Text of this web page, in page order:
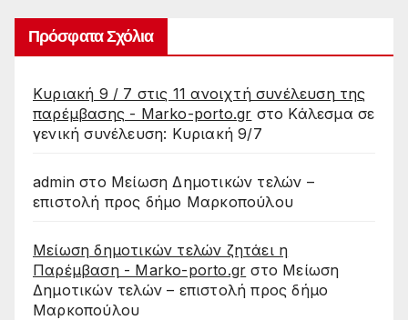
Πρόσφατα Σχόλια
Κυριακή 9 / 7 στις 11 ανοιχτή συνέλευση της
παρέμβασης - Marko-porto.gr στο Κάλεσμα σε
γενική συνέλευση: Κυριακή 9/7
admin στο Μείωση Δημοτικών τελών –
επιστολή προς δήμο Μαρκοπούλου
Μείωση δημοτικών τελών ζητάει η
Παρέμβαση - Marko-porto.gr στο Μείωση
Δημοτικών τελών – επιστολή προς δήμο
Μαρκοπούλου